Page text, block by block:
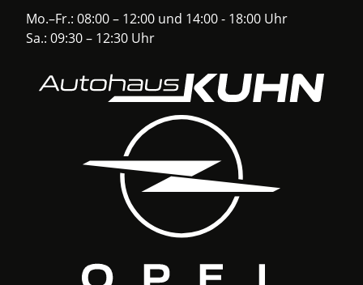
Mo.–Fr.: 08:00 – 12:00 und 14:00 - 18:00 Uhr
Sa.: 09:30 – 12:30 Uhr